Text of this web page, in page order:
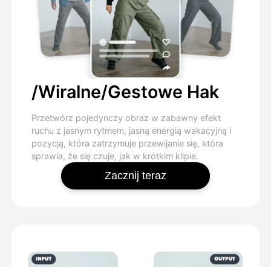
/Wiralne/Gestowe Hak
Przetwórz pojedynczy obraz w zabawny efekt
ruchu z jasnym rytmem, jasną energią wakacyjną i
pozycją, która zatrzymuje przewijanie się, która
sprawia, że się czuje, jak w krótkim klipie.
Zacznij teraz